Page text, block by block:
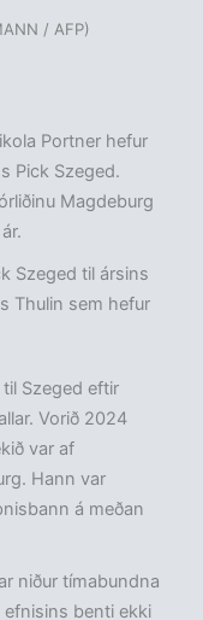
/ AFP)
Portner hefur
Pick Szeged.
Magdeburg
Szeged til ársins
Thulin sem hefur
Szeged eftir
Vorið 2024
var af
Hann var
á meðan
niður tímabundna
efnisins benti ekki